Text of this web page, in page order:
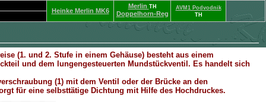
(1. und 2. Stufe in einem Gehäuse) besteht aus einem
und dem lungengesteuerten Mundstückventil. Es handelt sich
(1) mit dem Ventil oder der Brücke an den
für eine selbsttätige Dichtung mit Hilfe des Hochdruckes.